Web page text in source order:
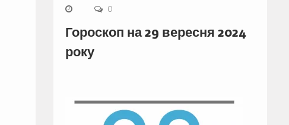
0
Гороскоп на 29 вересня 2024
року